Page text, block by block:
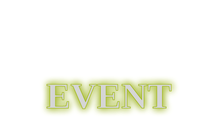
EVENT